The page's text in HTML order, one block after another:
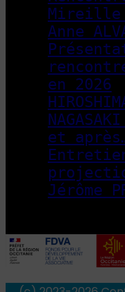
Mireille
Anne
en 2026
et
Jérôme